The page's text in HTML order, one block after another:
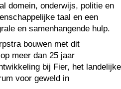
domein, onderwijs, politie en
taal en een
en samenhangende hulp.
bouwen met dit
meer dan 25 jaar
bij Fier, het landelijke
voor geweld in